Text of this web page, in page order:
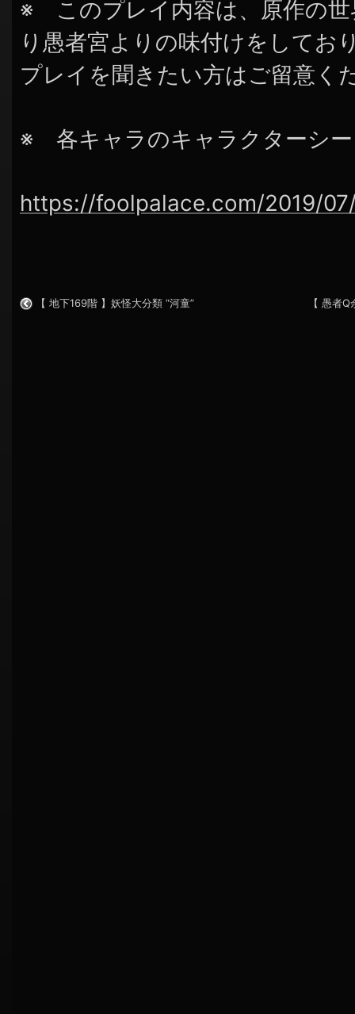
※ このプレイ内容は、原作の
り愚者宮よりの味付けをしてお
プレイを聞きたい方はご留意く
※ 各キャラのキャラクターシ
https://foolpalace.com/2019/
【 地下169階 】妖怪大分類 “河童” 【 愚者